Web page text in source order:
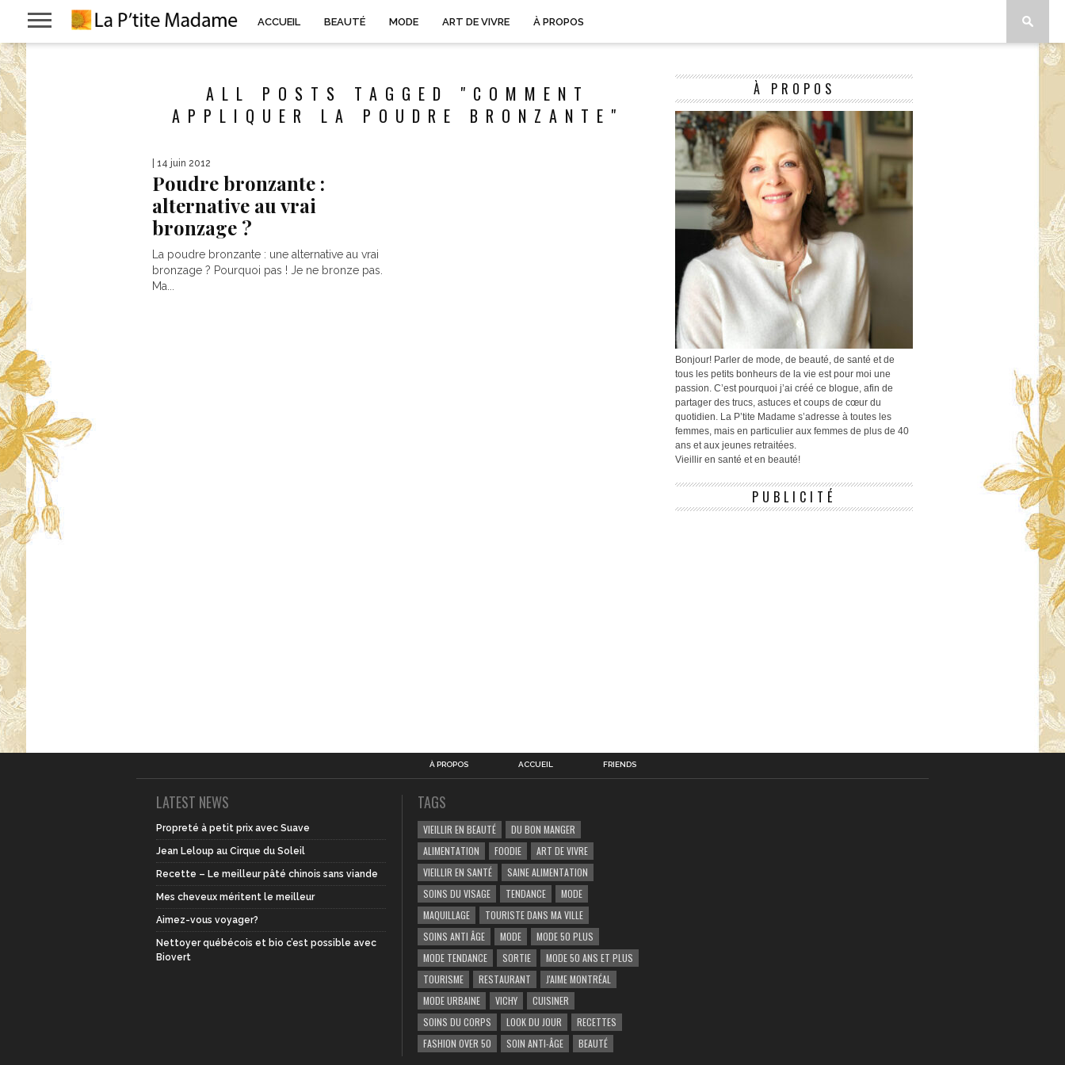
ACCUEIL BEAUTÉ MODE ART DE VIVRE À PROPOS
ALL POSTS TAGGED "COMMENT
APPLIQUER LA POUDRE BRONZANTE"
| 14 juin 2012
Poudre bronzante :
alternative au vrai
bronzage ?
La poudre bronzante : une alternative au vrai
bronzage ? Pourquoi pas ! Je ne bronze pas.
Ma...
À PROPOS
Bonjour! Parler de mode, de beauté, de santé et de
tous les petits bonheurs de la vie est pour moi une
passion. C’est pourquoi j’ai créé ce blogue, afin de
partager des trucs, astuces et coups de cœur du
quotidien. La P’tite Madame s’adresse à toutes les
femmes, mais en particulier aux femmes de plus de 40
ans et aux jeunes retraitées.
Vieillir en santé et en beauté!
PUBLICITÉ
À PROPOS ACCUEIL FRIENDS
LATEST NEWS
Propreté à petit prix avec Suave
Jean Leloup au Cirque du Soleil
Recette – Le meilleur pâté chinois sans viande
Mes cheveux méritent le meilleur
Aimez-vous voyager?
Nettoyer québécois et bio c’est possible avec
Biovert
TAGS
VIEILLIR EN BEAUTÉ
DU BON MANGER
ALIMENTATION
FOODIE
ART DE VIVRE
VIEILLIR EN SANTÉ
SAINE ALIMENTATION
SOINS DU VISAGE
TENDANCE
MODE
MAQUILLAGE
TOURISTE DANS MA VILLE
SOINS ANTI ÂGE
MODE
MODE 50 PLUS
MODE TENDANCE
SORTIE
MODE 50 ANS ET PLUS
TOURISME
RESTAURANT
J'AIME MONTRÉAL
MODE URBAINE
VICHY
CUISINER
SOINS DU CORPS
LOOK DU JOUR
RECETTES
FASHION OVER 50
SOIN ANTI-ÂGE BEAUTÉ